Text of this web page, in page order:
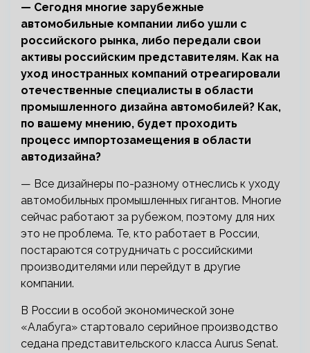
— Сегодня многие зарубежные
автомобильные компании либо ушли с
российского рынка, либо передали свои
активы российским представителям. Как на
уход иностранных компаний отреагировали
отечественные специалисты в области
промышленного дизайна автомобилей? Как,
по вашему мнению, будет проходить
процесс импортозамещения в области
автодизайна?
— Все дизайнеры по-разному отнеслись к уходу
автомобильных промышленных гигантов. Многие
сейчас работают за рубежом, поэтому для них
это не проблема. Те, кто работает в России,
постараются сотрудничать с российскими
производителями или перейдут в другие
компании.
В России в особой экономической зоне
«Алабуга» стартовало серийное производство
седана представительского класса Aurus Senat.